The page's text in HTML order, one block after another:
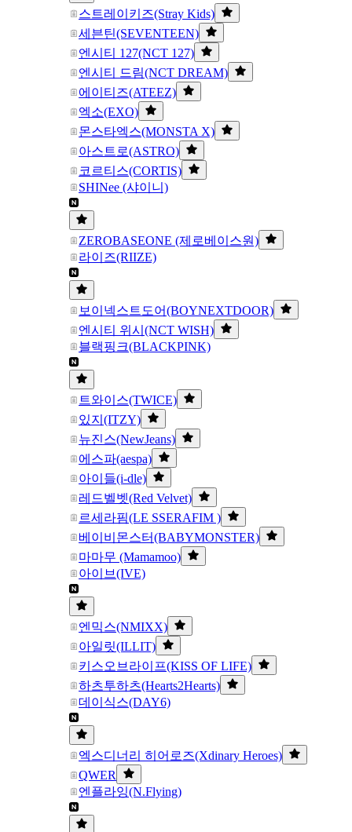
스트레이키즈(Stray Kids)
세븐틴(SEVENTEEN)
엔시티 127(NCT 127)
엔시티 드림(NCT DREAM)
에이티즈(ATEEZ)
엑소(EXO)
몬스타엑스(MONSTA X)
아스트로(ASTRO)
코르티스(CORTIS)
SHINee (샤이니)
ZEROBASEONE (제로베이스원)
라이즈(RIIZE)
보이넥스트도어(BOYNEXTDOOR)
엔시티 위시(NCT WISH)
블랙핑크(BLACKPINK)
트와이스(TWICE)
있지(ITZY)
뉴진스(NewJeans)
에스파(aespa)
아이들(i-dle)
레드벨벳(Red Velvet)
르세라핌(LE SSERAFIM )
베이비몬스터(BABYMONSTER)
마마무 (Mamamoo)
아이브(IVE)
엔믹스(NMIXX)
아일릿(ILLIT)
키스오브라이프(KISS OF LIFE)
하츠투하츠(Hearts2Hearts)
데이식스(DAY6)
엑스디너리 히어로즈(Xdinary Heroes)
QWER
엔플라잉(N.Flying)